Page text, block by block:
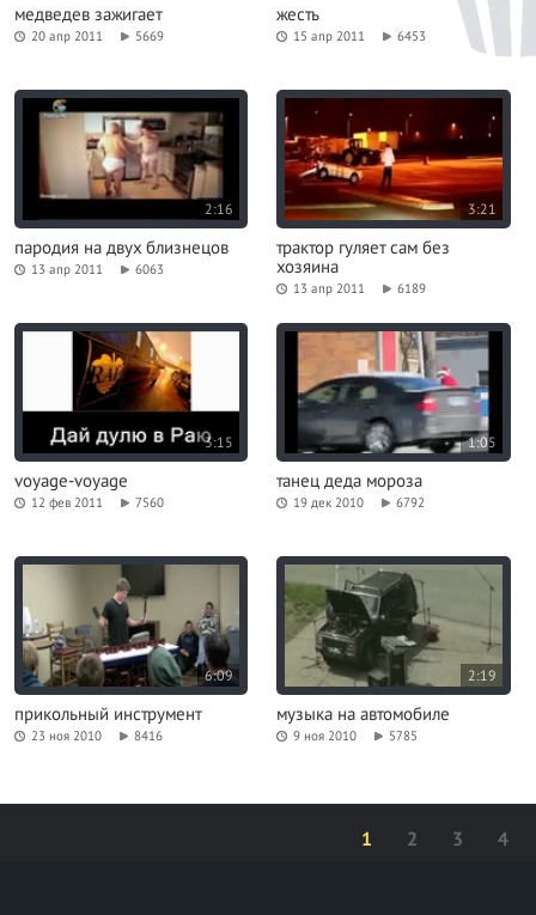
медведев зажигает
20 апр 2011 5669
жесть
15 апр 2011 6453
2:16
пародия на двух близнецов
13 апр 2011 6063
3:21
трактор гуляет сам без
хозяина
13 апр 2011 6189
3:15
voyage-voyage
12 фев 2011 7560
1:05
танец деда мороза
19 дек 2010 6792
6:09
прикольный инструмент
23 ноя 2010 8416
2:19
музыка на автомобиле
9 ноя 2010 5785
1 2 3 4